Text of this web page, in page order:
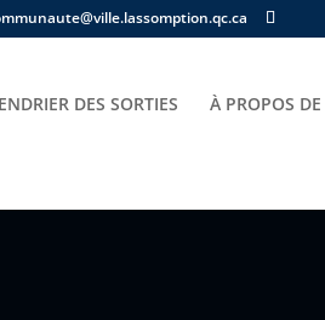
DES SORTIES À PROPOS